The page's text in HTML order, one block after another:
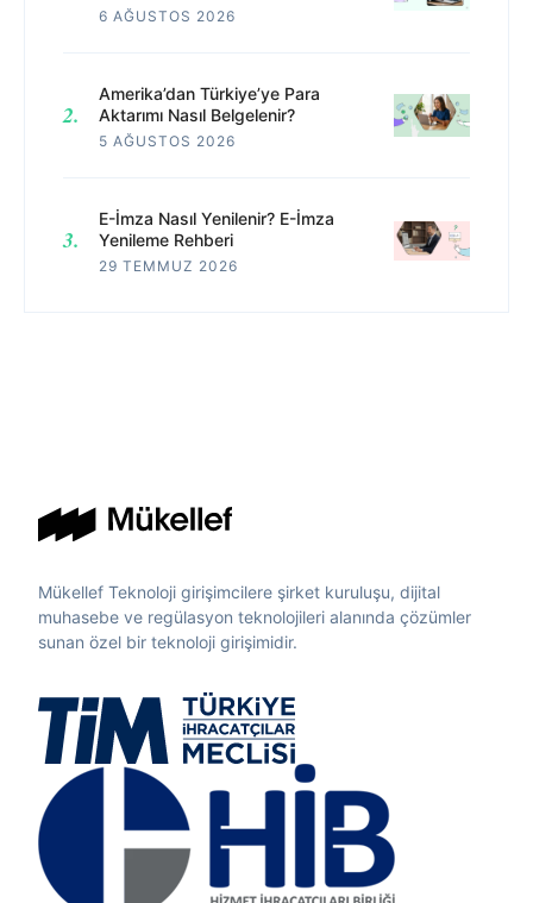
6 AĞUSTOS 2026
Amerika’dan Türkiye’ye Para
Aktarımı Nasıl Belgelenir?
5 AĞUSTOS 2026
E-İmza Nasıl Yenilenir? E-İmza
Yenileme Rehberi
29 TEMMUZ 2026
Mükellef Teknoloji girişimcilere şirket kuruluşu, dijital
muhasebe ve regülasyon teknolojileri alanında çözümler
sunan özel bir teknoloji girişimidir.